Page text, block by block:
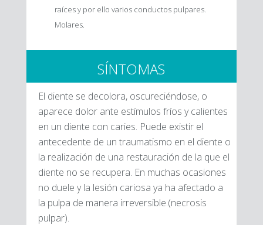
raíces y por ello varios conductos pulpares.
Molares.
SÍNTOMAS
El diente se decolora, oscureciéndose, o
aparece dolor ante estímulos fríos y calientes
en un diente con caries. Puede existir el
antecedente de un traumatismo en el diente o
la realización de una restauración de la que el
diente no se recupera. En muchas ocasiones
no duele y la lesión cariosa ya ha afectado a
la pulpa de manera irreversible.(necrosis
pulpar).